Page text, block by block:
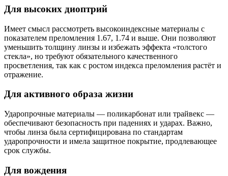
Для высоких диоптрий
Имеет смысл рассмотреть высокоиндексные материалы с
показателем преломления 1.67, 1.74 и выше. Они позволяют
уменьшить толщину линзы и избежать эффекта «толстого
стекла», но требуют обязательного качественного
просветления, так как с ростом индекса преломления растёт и
отражение.
Для активного образа жизни
Ударопрочные материалы — поликарбонат или трайвекс —
обеспечивают безопасность при падениях и ударах. Важно,
чтобы линза была сертифицирована по стандартам
ударопрочности и имела защитное покрытие, продлевающее
срок службы.
Для вождения